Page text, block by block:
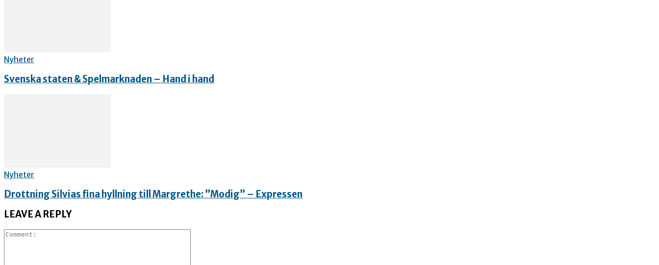
Nyheter
Svenska staten & Spelmarknaden – Hand i hand
Nyheter
Drottning Silvias fina hyllning till Margrethe: ”Modig” – Expressen
LEAVE A REPLY